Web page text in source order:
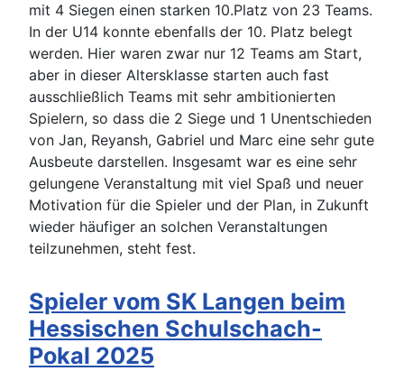
mit 4 Siegen einen starken 10.Platz von 23 Teams.
In der U14 konnte ebenfalls der 10. Platz belegt
werden. Hier waren zwar nur 12 Teams am Start,
aber in dieser Altersklasse starten auch fast
ausschließlich Teams mit sehr ambitionierten
Spielern, so dass die 2 Siege und 1 Unentschieden
von Jan, Reyansh, Gabriel und Marc eine sehr gute
Ausbeute darstellen. Insgesamt war es eine sehr
gelungene Veranstaltung mit viel Spaß und neuer
Motivation für die Spieler und der Plan, in Zukunft
wieder häufiger an solchen Veranstaltungen
teilzunehmen, steht fest.
Spieler vom SK Langen beim
Hessischen Schulschach-
Pokal 2025